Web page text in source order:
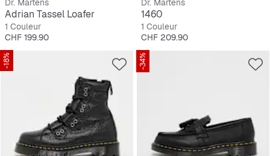
Dr. Martens
Adrian Tassel Loafer
1 Couleur
Prix
CHF 199.90
Dr. Martens
1460
1 Couleur
Prix
CHF 209.90
-18% -34%